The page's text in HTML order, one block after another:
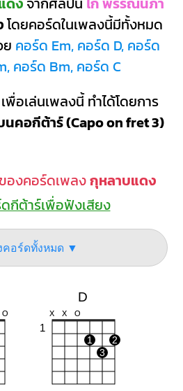
โดยคอร์ดในเพลงนี้มีทั้งหมด
คอร์ด Em, คอร์ด D, คอร์ด
คอร์ด Bm, คอร์ด C
พื่อเล่นเพลงนี้ ทำได้โดยการ
นคอกีต้าร์ (Capo on fret 3)
องคอร์ดเพลงกุหลาบแดง
กีต้าร์เพื่อฟังเสียง
คอร์ดทั้งหมด ▼
O
D
X X O
1
1
2
3